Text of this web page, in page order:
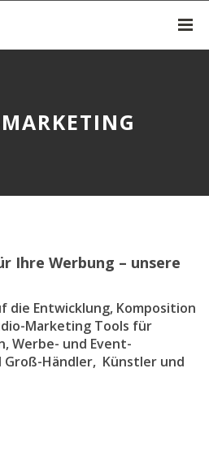
Ihre Werbung – unsere
die Entwicklung, Komposition
Marketing Tools für
Werbe- und Event-
Händler, Künstler und